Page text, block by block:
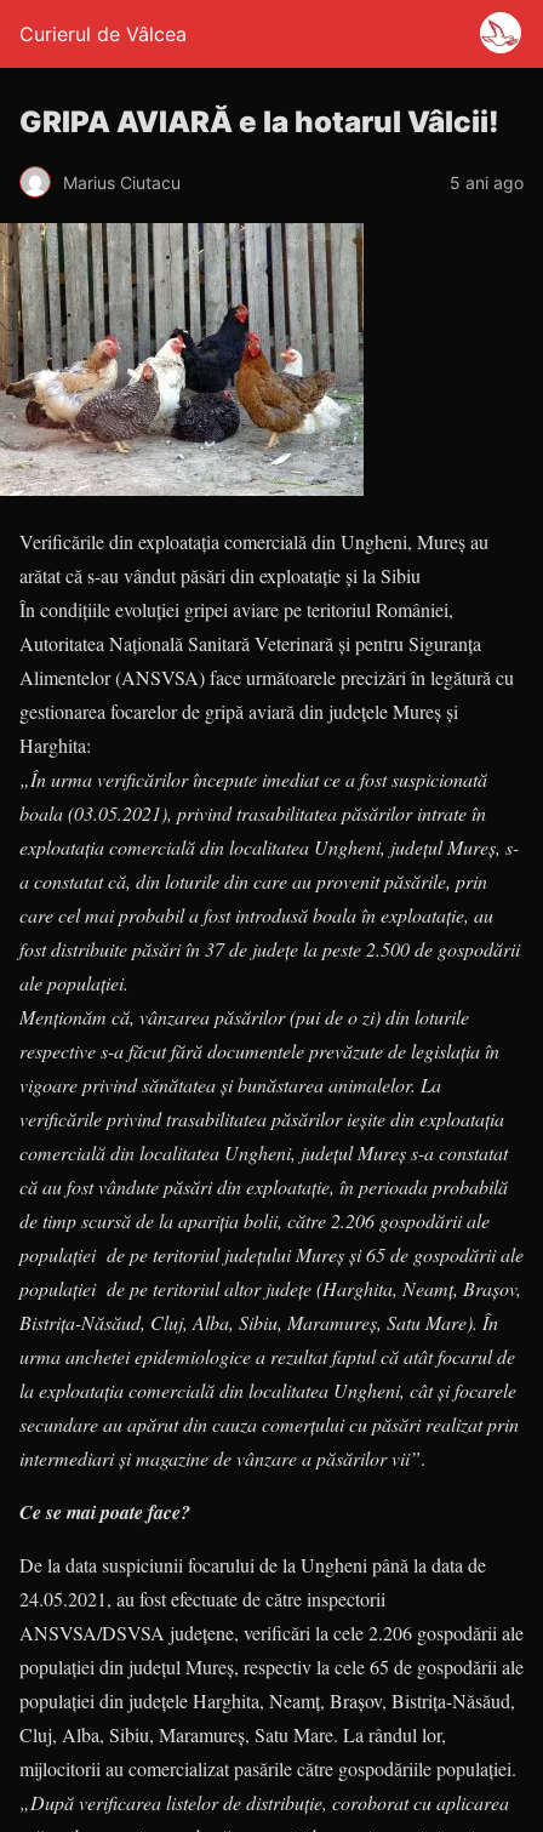
Curierul de Vâlcea
GRIPA AVIARĂ e la hotarul Vâlcii!
Marius Ciutacu 5 ani ago
Verificările din exploatația comercială din Ungheni, Mureș au
arătat că s-au vândut păsări din exploataţie și la Sibiu
În condițiile evoluției gripei aviare pe teritoriul României,
Autoritatea Națională Sanitară Veterinară și pentru Siguranța
Alimentelor (ANSVSA) face următoarele precizări în legătură cu
gestionarea focarelor de gripă aviară din județele Mureș şi
Harghita:
„În urma verificărilor începute imediat ce a fost suspicionată
boala (03.05.2021), privind trasabilitatea păsărilor intrate în
exploatația comercială din localitatea Ungheni, județul Mureș, s-
a constatat că, din loturile din care au provenit păsările, prin
care cel mai probabil a fost introdusă boala în exploataţie, au
fost distribuite păsări în 37 de județe la peste 2.500 de gospodării
ale populației.
Menţionăm că, vânzarea păsărilor (pui de o zi) din loturile
respective s-a făcut fără documentele prevăzute de legislaţia în
vigoare privind sănătatea şi bunăstarea animalelor. La
verificările privind trasabilitatea păsărilor ieşite din exploatația
comercială din localitatea Ungheni, județul Mureș s-a constatat
că au fost vândute păsări din exploataţie, în perioada probabilă
de timp scursă de la apariția bolii, către 2.206 gospodării ale
populaţiei de pe teritoriul judeţului Mureş şi 65 de gospodării ale
populaţiei de pe teritoriul altor judeţe (Harghita, Neamţ, Braşov,
Bistriţa-Năsăud, Cluj, Alba, Sibiu, Maramureş, Satu Mare). În
urma anchetei epidemiologice a rezultat faptul că atât focarul de
la exploatația comercială din localitatea Ungheni, cât şi focarele
secundare au apărut din cauza comerțului cu păsări realizat prin
intermediari și magazine de vânzare a păsărilor vii”.
Ce se mai poate face?
De la data suspiciunii focarului de la Ungheni până la data de
24.05.2021, au fost efectuate de către inspectorii
ANSVSA/DSVSA judeţene, verificări la cele 2.206 gospodării ale
populaţiei din judeţul Mureş, respectiv la cele 65 de gospodării ale
populaţiei din judeţele Harghita, Neamţ, Braşov, Bistriţa-Năsăud,
Cluj, Alba, Sibiu, Maramureş, Satu Mare. La rândul lor,
mijlocitorii au comercializat pasările către gospodăriile populaţiei.
„După verificarea listelor de distribuţie, coroborat cu aplicarea